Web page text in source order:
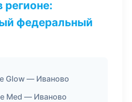
регионе:
федеральный
Glow — Иваново
Med — Иваново